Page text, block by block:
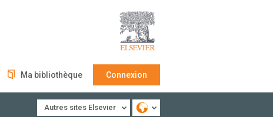
Ma bibliothèque Connexion
Autres sites Elsevier